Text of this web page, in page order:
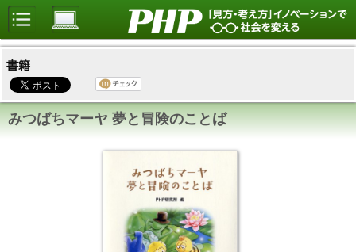
書籍
みつばちマーヤ 夢と冒険のことば